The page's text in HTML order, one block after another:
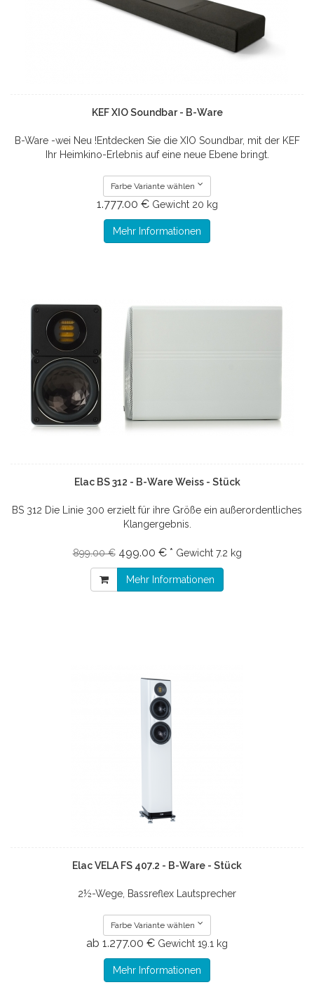
KEF XIO Soundbar - B-Ware
B-Ware -wei Neu !Entdecken Sie die XIO Soundbar, mit der KEF
Ihr Heimkino-Erlebnis auf eine neue Ebene bringt.
Farbe Variante wählen
1.777.00 € Gewicht 20 kg
Mehr Informationen
Elac BS 312 - B-Ware Weiss - Stück
BS 312 Die Linie 300 erzielt für ihre Größe ein außerordentliches
Klangergebnis.
899.00 € 499.00 € * Gewicht 7.2 kg
Mehr Informationen
Elac VELA FS 407.2 - B-Ware - Stück
2½-Wege, Bassreflex Lautsprecher
Farbe Variante wählen
ab 1.277.00 € Gewicht 19.1 kg
Mehr Informationen